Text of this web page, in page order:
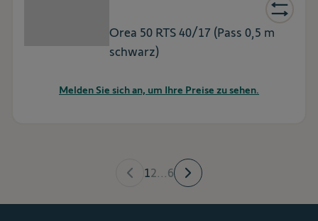
Orea 50 RTS 40/17 (Pass 0,5 m
schwarz)
Melden Sie sich an, um Ihre Preise zu sehen.
12...6